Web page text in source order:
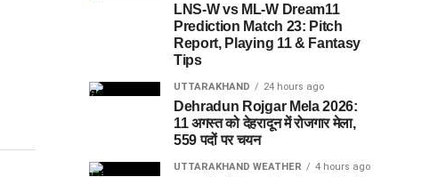
LNS-W vs ML-W Dream11
Prediction Match 23: Pitch
Report, Playing 11 & Fantasy
Tips
UTTARAKHAND 24 hours ago
Dehradun Rojgar Mela 2026:
11 अगस्त को देहरादून में रोजगार मेला,
559 पदों पर चयन
UTTARAKHAND WEATHER 4 hours ago